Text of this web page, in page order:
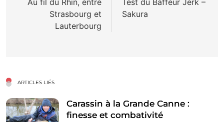
de
l’article
Au fil du Rhin, entre
Strasbourg et
Lauterbourg
Test du Baffeur Jerk –
Sakura
ARTICLES LIÉS
Carassin à la Grande Canne :
finesse et combativité